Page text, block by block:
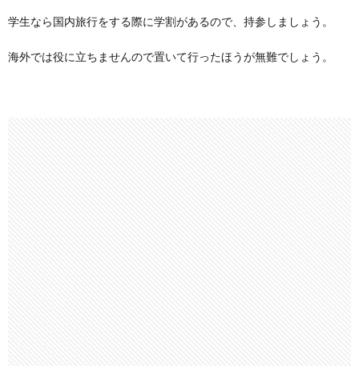
学生なら国内旅行をする際に学割があるので、持参しましょう。
海外では役に立ちませんので置いて行ったほうが無難でしょう。